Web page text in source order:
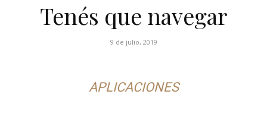
Tenés que navegar
9 de julio, 2019
APLICACIONES